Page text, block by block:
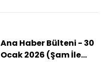
Ana Haber Bülteni - 30
Ocak 2026 (Şam İle